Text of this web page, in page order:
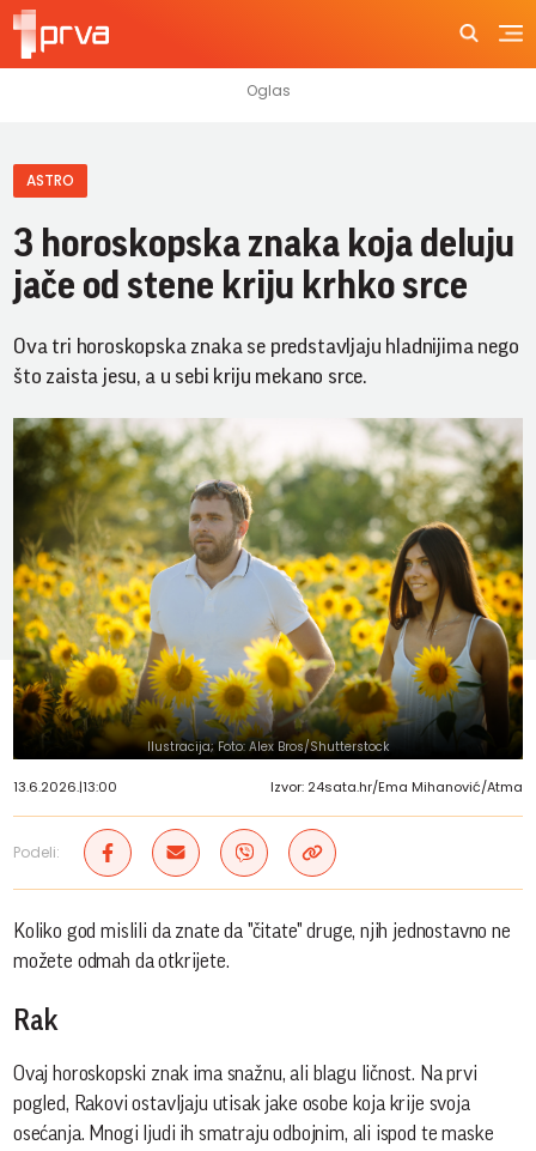
ASTRO
3 horoskopska znaka koja deluju
jače od stene kriju krhko srce
Ova tri horoskopska znaka se predstavljaju hladnijima nego
što zaista jesu, a u sebi kriju mekano srce.
Ilustracija; Foto: Alex Bros/Shutterstock
13.6.2026.|13:00 Izvor: 24sata.hr/Ema Mihanović/Atma
Podeli:
Koliko god mislili da znate da "čitate" druge, njih jednostavno ne
možete odmah da otkrijete.
Rak
Ovaj horoskopski znak ima snažnu, ali blagu ličnost. Na prvi
pogled, Rakovi ostavljaju utisak jake osobe koja krije svoja
osećanja. Mnogi ljudi ih smatraju odbojnim, ali ispod te maske